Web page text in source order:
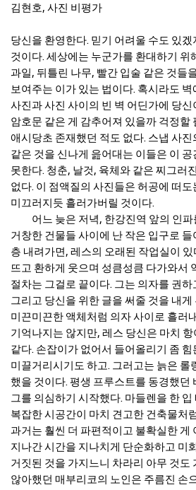
김현호, 사진 비평가
당신을 환영한다. 믿기 어려울 수도 있
것이다. 세상에는 누군가를 환대하기 위
과일, 뒤틀린 나무, 빨간 입술 같은 것들
보여주는 이가 있는 법이다. 혹시라도 벽
사진과 사진 사이의 빈 벽 어딘가에 당신
암호문 같은 게 감추어져 있을까 걱정할
애시당초 존재했던 적도 없다. 스냅 사
같은 것을 신나게 읊어대는 이들은 이 공
못한다. 청춘, 날것, 육체와 같은 찌그러
없다. 이 점액질의 사진들은 허공에 떠
미끄러지듯 흘러가버릴 것이다.
어느 늦은 저녁, 한강진역 앞의 인파
거창한 건물들 사이에 난 작은 입구로 들
층 내려가면, 레스의 오래된 작업실이 있
뜨고 환하게 웃으며 성큼성큼 다가와서
절차는 그걸로 끝이다. 그는 의자를 권하
그리고 당신을 위한 글을 써줄 것을 내게
미끈미끈한 액체처럼 의자 사이로 흘러
기억나지는 않지만, 레스 당신은 마치
같다. 손잡이가 없어서 들어올리기 좀 힘
미끌거리시기도 하고. 그러고는 늙은 롤
했을 것이다. 평생 프루스트를 동경했던
그를 의심하기 시작했다. 마들렌을 한 입
복잡한 시공간이 마치 견고한 건축물처
과거는 훨씬 더 파편적이고 불확실한 게
지나간 시간을 지나치게 단순화하고 미
거짓된 것을 가지느니 차라리 아무 것도
않아했던 매부리코의 노인은 주름진 손